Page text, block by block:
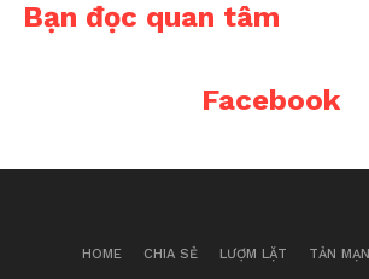
Bạn đọc quan tâm
Facebook
HOME CHIA SẺ LƯỢM LẶT TẢN MẠN